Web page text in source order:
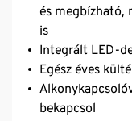
és megbízható,
is
Integrált LED-
Egész éves
bekapcsol